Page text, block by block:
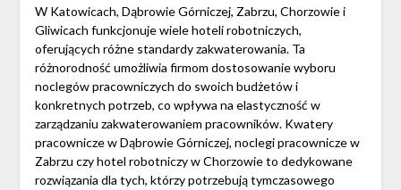
W Katowicach, Dąbrowie Górniczej, Zabrzu, Chorzowie i
Gliwicach funkcjonuje wiele hoteli robotniczych,
oferujących różne standardy zakwaterowania. Ta
różnorodność umożliwia firmom dostosowanie wyboru
noclegów pracowniczych do swoich budżetów i
konkretnych potrzeb, co wpływa na elastyczność w
zarządzaniu zakwaterowaniem pracowników. Kwatery
pracownicze w Dąbrowie Górniczej, noclegi pracownicze w
Zabrzu czy hotel robotniczy w Chorzowie to dedykowane
rozwiązania dla tych, którzy potrzebują tymczasowego